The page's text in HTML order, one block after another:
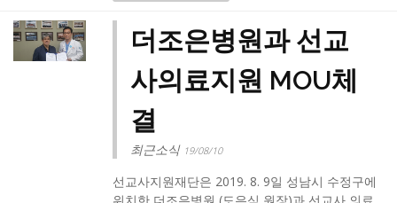
더조은병원과 선교
사의료지원 MOU체
결
최근소식 19/08/10
선교사지원재단은 2019. 8. 9일 성남시 수정구에